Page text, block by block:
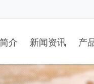
介 新闻资讯 产